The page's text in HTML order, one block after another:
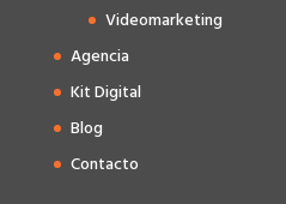
Videomarketing
Agencia
Kit Digital
Blog
Contacto